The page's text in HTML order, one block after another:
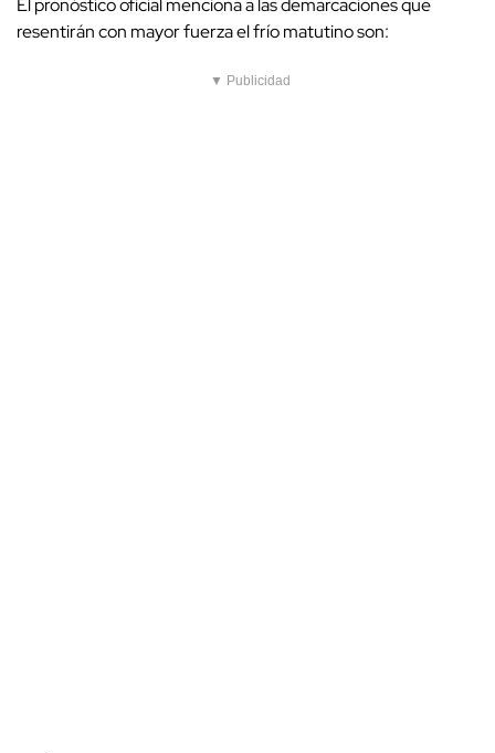
El pronóstico oficial menciona a las demarcaciones que
resentirán con mayor fuerza el frío matutino son:
▼ Publicidad